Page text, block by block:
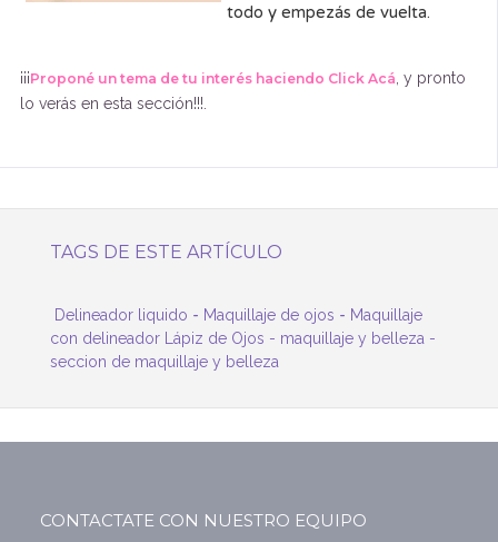
todo y empezás de vuelta.
¡¡¡Proponé un tema de tu interés haciendo Click Acá , y pronto
lo verás en esta sección!!!.
TAGS DE ESTE ARTÍCULO
Delineador liquido - Maquillaje de ojos - Maquillaje
con delineador Lápiz de Ojos - maquillaje y belleza -
seccion de maquillaje y belleza
CONTACTATE CON NUESTRO EQUIPO